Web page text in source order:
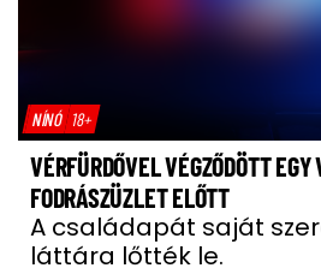
NÍNÓ 18+
VÉRFÜRDŐVEL VÉGZŐDÖTT EGY
FODRÁSZÜZLET ELŐTT
A családapát saját
láttára lőtték le.